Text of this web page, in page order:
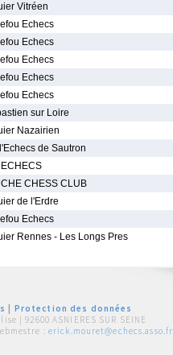
Vitréen
Echecs
Echecs
Echecs
Echecs
Echecs
sur Loire
Nazairien
de Sautron
ECHECS
CHESS CLUB
de l'Erdre
Echecs
Rennes - Les Longs Pres
Protection des données
| 92600 ASNIERES SUR SEINE
: erick.mouret@echecs.asso.fr